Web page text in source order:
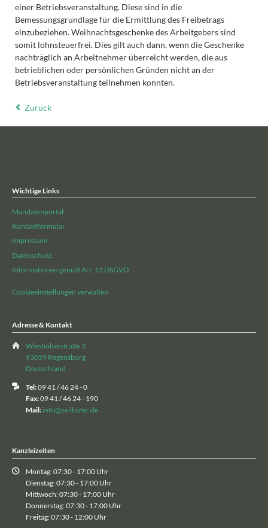
einer Betriebsveranstaltung. Diese sind in die
Bemessungsgrundlage für die Ermittlung des Freibetrags
einzubeziehen. Weihnachtsgeschenke des Arbeitgebers sind
somit lohnsteuerfrei. Dies gilt auch dann, wenn die Geschenke
nachträglich an Arbeitnehmer überreicht werden, die aus
betrieblichen oder persönlichen Gründen nicht an der
Betriebsveranstaltung teilnehmen konnten.
Zurück
Wichtige Links
Mandatenportal
Kontaktformular
Impressum
Datenschutz
Informationen gemäß Art. 13 DSGVO
Cookieeinstellungen verwalten
Adresse & Kontakt
Wieshuberstraße 3
93059 Regensburg
Deutschland
Tel:09 41 / 46 24 - 0
Fax:09 41 / 46 24 - 190
Mail: info@zeilhofer.de
Kanzleizeiten
Montag: 07:30 - 17:00 Uhr
Dienstag: 07:30 - 17:00 Uhr
Mittwoch: 07:30 - 17:00 Uhr
Donnerstag: 07:30 - 17:00 Uhr
Freitag: 07:30 - 12:00 Uhr